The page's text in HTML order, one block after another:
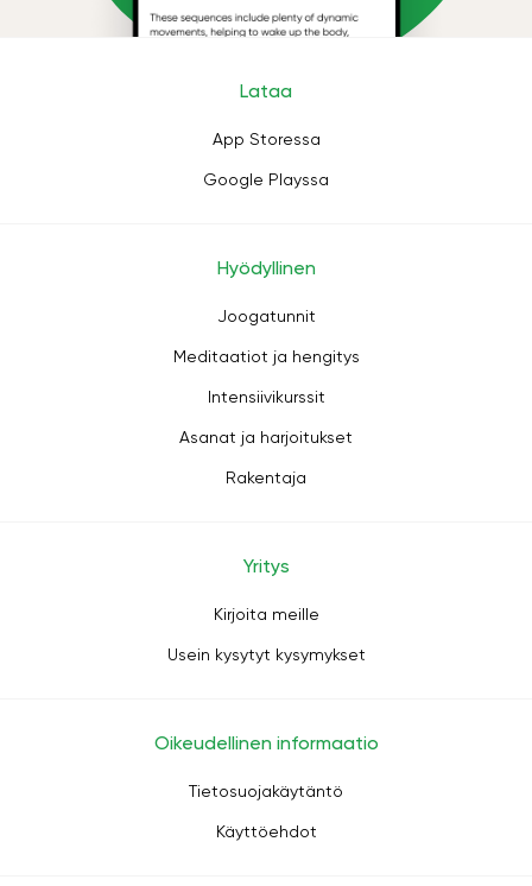
Lataa
App Storessa
Google Playssa
Hyödyllinen
Joogatunnit
Meditaatiot ja hengitys
Intensiivikurssit
Asanat ja harjoitukset
Rakentaja
Yritys
Kirjoita meille
Usein kysytyt kysymykset
Oikeudellinen informaatio
Tietosuojakäytäntö
Käyttöehdot